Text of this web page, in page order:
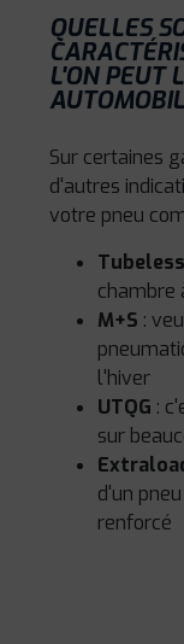
QUELLES
L'ON PEUT
Sur certaines
d'autres
votre pneu
Tubeless
chambre
M+S :
l'hiver
UTQG :
sur
d'un
renforcé